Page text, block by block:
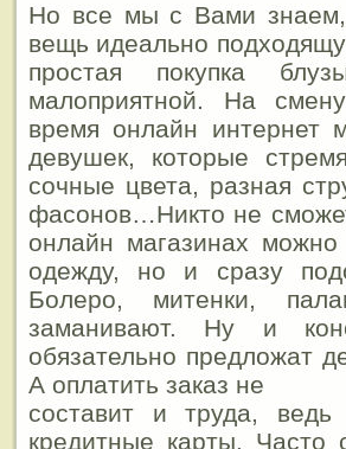
Но все мы с Вами знаем,
вещь идеально
простая покупка
малоприятной. На смену
время онлайн интернет
девушек, которые
сочные цвета, разная
фасонов…Никто не
онлайн магазинах
одежду, но и сразу
Болеро, митенки,
заманивают. Ну и
обязательно предложат
А оплатить заказ не
составит и труда,
кредитные карты. Часто